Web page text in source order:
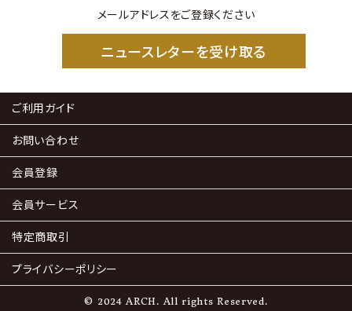
メールアドレスをご登録ください
ニュースレターを受け取る
ご利用ガイド
お問い合わせ
会員登録
会員サービス
特定商取引
プライバシーポリシー
© 2024 ARCH. All rights Reserved.